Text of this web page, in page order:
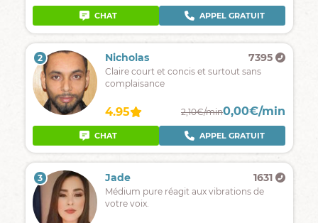
CHAT APPEL GRATUIT
2 Nicholas 7395
Claire court et concis et surtout sans
complaisance
4.95 2,10€/min0,00€/min
CHAT APPEL GRATUIT
3 Jade 1631
Médium pure réagit aux vibrations de
votre voix.